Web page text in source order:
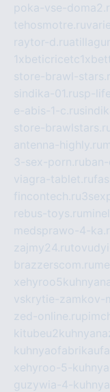
poka-vse-
tehosmotre.ru
raytor-d.ru
store-brawl-
sindika-01.rusp-
e-abis-1-c.ru
store-
antenna-highly.ru
3-sex-porn.ru
viagra-tablet.ru
fincontech.ru
rebus-toys.ru
medsprawo-4-
zajmy24.ru
brazzerscom.ru
vskrytie-zamkov-
zed-online.ru
xehyroo-5-
guzywia-4-